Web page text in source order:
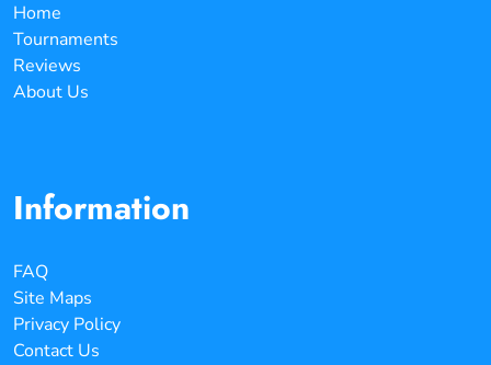
Home
Tournaments
Reviews
About Us
Information
FAQ
Site Maps
Privacy Policy
Contact Us